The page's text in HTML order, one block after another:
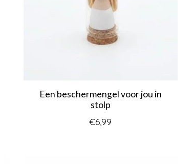
Een beschermengel voor jou in
stolp
€6,99